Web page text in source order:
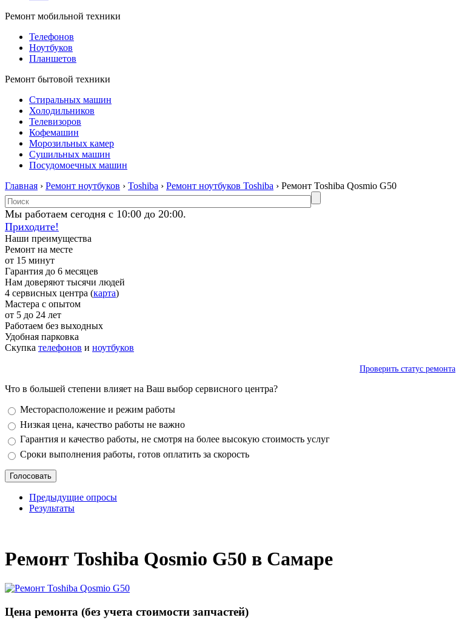
Ремонт мобильной техники
Телефонов
Ноутбуков
Планшетов
Ремонт бытовой техники
Стиральных машин
Холодильников
Телевизоров
Кофемашин
Морозильных камер
Сушильных машин
Посудомоечных машин
Главная › Ремонт ноутбуков › Toshiba › Ремонт ноутбуков Toshiba › Ремонт Toshiba Qosmio G50
Мы работаем сегодня с 10:00 до 20:00.
Приходите!
Наши преимущества
Ремонт на месте
от 15 минут
Гарантия до 6 месяцев
Нам доверяют тысячи людей
4 сервисных центра (карта)
Мастера с опытом
от 5 до 24 лет
Работаем без выходных
Удобная парковка
Скупка телефонов и ноутбуков
Проверить статус ремонта
Что в большей степени влияет на Ваш выбор сервисного центра?
Варианты
Месторасположение и режим работы
Низкая цена, качество работы не важно
Гарантия и качество работы, не смотря на более высокую стоимость услуг
Сроки выполнения работы, готов оплатить за скорость
Предыдущие опросы
Результаты
Ремонт Toshiba Qosmio G50 в Самаре
Цена ремонта (без учета стоимости запчастей)